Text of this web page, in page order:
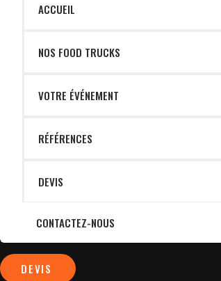
ACCUEIL
NOS FOOD TRUCKS
VOTRE ÉVÉNEMENT
RÉFÉRENCES
DEVIS
CONTACTEZ-NOUS
DEVIS